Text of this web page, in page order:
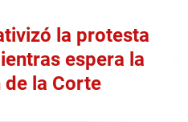
la protesta
espera la
la Corte